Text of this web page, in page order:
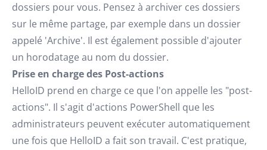
dossiers pour vous. Pensez à archiver ces dossiers
sur le même partage, par exemple dans un dossier
appelé 'Archive'. Il est également possible d'ajouter
un horodatage au nom du dossier.
Prise en charge des Post-actions
HelloID prend en charge ce que l'on appelle les "post-
actions". Il s'agit d'actions PowerShell que les
administrateurs peuvent exécuter automatiquement
une fois que HelloID a fait son travail. C'est pratique,